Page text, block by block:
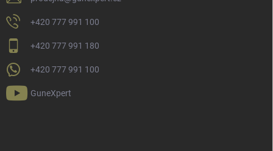
+420 777 991 100
+420 777 991 180
+420 777 991 100
GuneXpert